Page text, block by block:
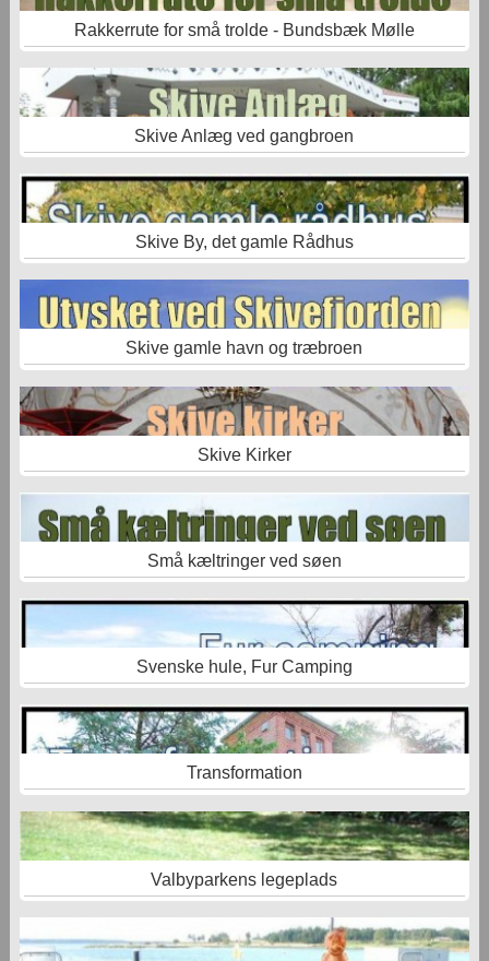
Rakkerrute for små trolde - Bundsbæk Mølle
Skive Anlæg ved gangbroen
Skive By, det gamle Rådhus
Skive gamle havn og træbroen
Skive Kirker
Små kæltringer ved søen
Svenske hule, Fur Camping
Transformation
Valbyparkens legeplads